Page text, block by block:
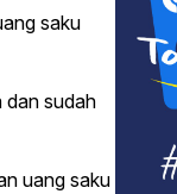
saku
dan sudah
uang saku